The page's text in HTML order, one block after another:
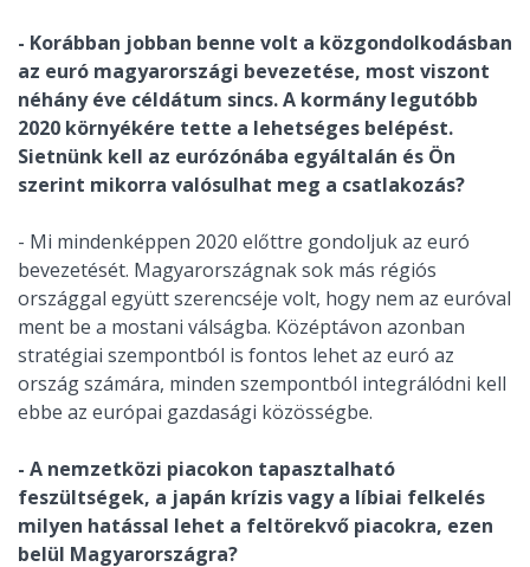
- Korábban jobban benne volt a közgondolkodásban
az euró magyarországi bevezetése, most viszont
néhány éve céldátum sincs. A kormány legutóbb
2020 környékére tette a lehetséges belépést.
Sietnünk kell az eurózónába egyáltalán és Ön
szerint mikorra valósulhat meg a csatlakozás?
- Mi mindenképpen 2020 előttre gondoljuk az euró
bevezetését. Magyarországnak sok más régiós
országgal együtt szerencséje volt, hogy nem az euróval
ment be a mostani válságba. Középtávon azonban
stratégiai szempontból is fontos lehet az euró az
ország számára, minden szempontból integrálódni kell
ebbe az európai gazdasági közösségbe.
- A nemzetközi piacokon tapasztalható
feszültségek, a japán krízis vagy a líbiai felkelés
milyen hatással lehet a feltörekvő piacokra, ezen
belül Magyarországra?